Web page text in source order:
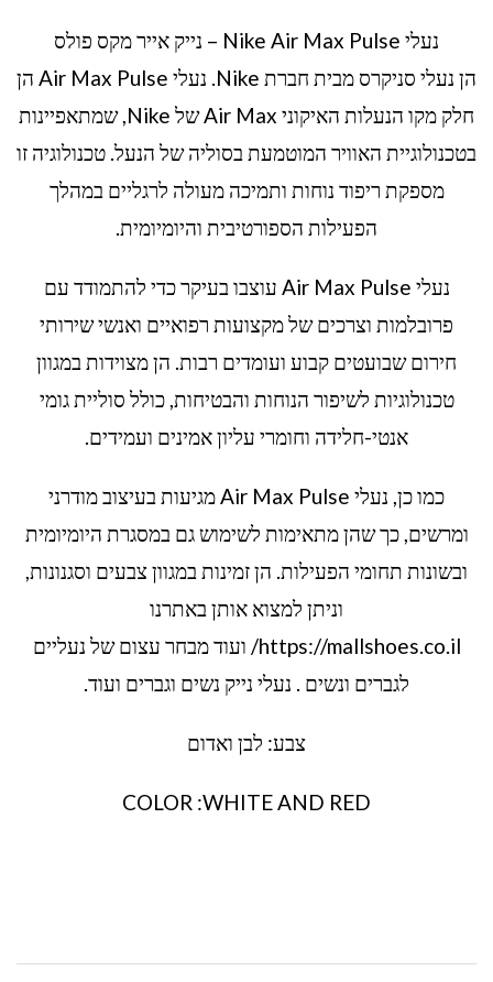
נעלי Nike Air Max Pulse – נייק אייר מקס פולס
הן נעלי סניקרס מבית חברת Nike. נעלי Air Max Pulse הן
חלק מקו הנעלות האיקוני Air Max של Nike, שמתאפיינות
בטכנולוגיית האוויר המוטמעת בסוליה של הנעל. טכנולוגיה זו
מספקת ריפוד נוחות ותמיכה מעולה לרגליים במהלך
הפעילות הספורטיבית והיומיומית.
נעלי Air Max Pulse עוצבו בעיקר כדי להתמודד עם
פרובלמות וצרכים של מקצועות רפואיים ואנשי שירותי
חירום שבועטים קבוע ועומדים רבות. הן מצוידות במגוון
טכנולוגיות לשיפור הנוחות והבטיחות, כולל סוליית גומי
אנטי-חלידה וחומרי עליון אמינים ועמידים.
כמו כן, נעלי Air Max Pulse מגיעות בעיצוב מודרני
ומרשים, כך שהן מתאימות לשימוש גם במסגרת היומיומית
ובשונות תחומי הפעילות. הן זמינות במגוון צבעים וסגנונות,
וניתן למצוא אותן באתרנו
https://mallshoes.co.il/ ועוד מבחר עצום של נעליים
לגברים ונשים . נעלי נייק נשים וגברים ועוד.
צבע: לבן ואדום
COLOR :WHITE AND RED